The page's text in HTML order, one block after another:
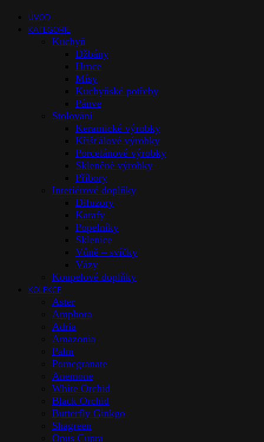
ÚVOD
KATEGORIE
Kuchyň
Džbány
Hrnce
Mísy
Kuchyňské potřeby
Pánve
Stolováni
Keramické výrobky
Křišťálové výrobky
Porcelánové výrobky
Skleněné výrobky
Příbory
Interiérové doplňky
Difuzory
Karafy
Popelníky
Sklenice
Vůně – svíčky
Vázy
Koupelové doplňky
KOLEKCE
Aster
Amphora
Adria
Amazōnia
Palm
Pomegranate
Anemone
White Orchid
Black Orchid
Butterfly Ginkgo
Shagreen
Opus Cupra